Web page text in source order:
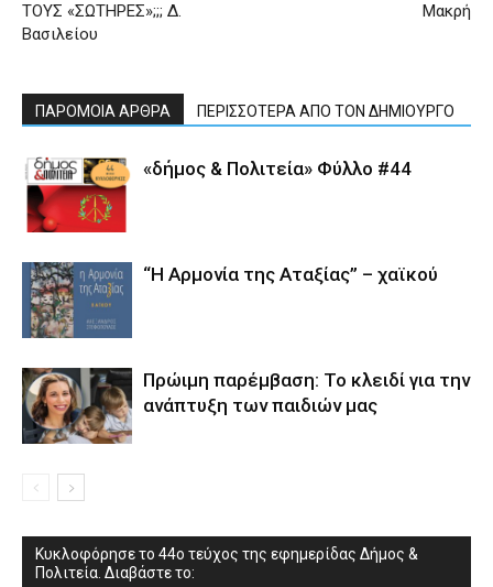
ΤΟΥΣ «ΣΩΤΗΡΕΣ»;;; Δ.
Βασιλείου
Μακρή
ΠΑΡΟΜΟΙΑ ΑΡΘΡΑ ΠΕΡΙΣΣΟΤΕΡΑ ΑΠΟ ΤΟΝ ΔΗΜΙΟΥΡΓΟ
«δήμος & Πολιτεία» Φύλλο #44
“Η Αρμονία της Αταξίας” – χαϊκού
Πρώιμη παρέμβαση: Το κλειδί για την
ανάπτυξη των παιδιών µας
Κυκλοφόρησε το 44ο τεύχος της εφημερίδας Δήμος &
Πολιτεία. Διαβάστε το: